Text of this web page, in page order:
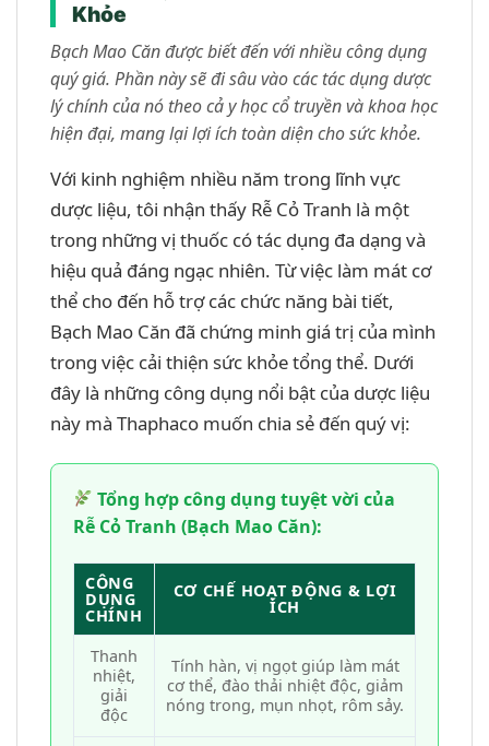
Khỏe
Bạch Mao Căn được biết đến với nhiều công dụng
quý giá. Phần này sẽ đi sâu vào các tác dụng dược
lý chính của nó theo cả y học cổ truyền và khoa học
hiện đại, mang lại lợi ích toàn diện cho sức khỏe.
Với kinh nghiệm nhiều năm trong lĩnh vực
dược liệu, tôi nhận thấy Rễ Cỏ Tranh là một
trong những vị thuốc có tác dụng đa dạng và
hiệu quả đáng ngạc nhiên. Từ việc làm mát cơ
thể cho đến hỗ trợ các chức năng bài tiết,
Bạch Mao Căn đã chứng minh giá trị của mình
trong việc cải thiện sức khỏe tổng thể. Dưới
đây là những công dụng nổi bật của dược liệu
này mà Thaphaco muốn chia sẻ đến quý vị:
Tổng hợp công dụng tuyệt vời của
Rễ Cỏ Tranh (Bạch Mao Căn):
CÔNG
DỤNG
CHÍNH
CƠ CHẾ HOẠT ĐỘNG & LỢI
ÍCH
Thanh
nhiệt,
giải
độc
Tính hàn, vị ngọt giúp làm mát
cơ thể, đào thải nhiệt độc, giảm
nóng trong, mụn nhọt, rôm sảy.